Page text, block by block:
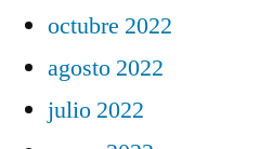
octubre 2022
agosto 2022
julio 2022